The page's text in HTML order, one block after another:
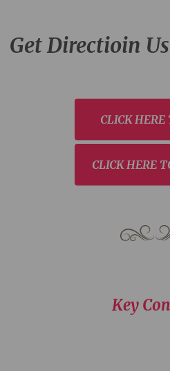
Get Directioin
CLICK HERE
CLICK HERE
Key